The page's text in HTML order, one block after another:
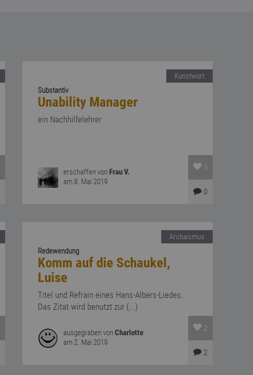
Kunstwort
Substantiv
Unability Manager
ein Nachhilfelehrer
erschaffen von Frau V.
am 8. Mai 2019
3
0
Archaismus
Redewendung
Komm auf die Schaukel,
Luise
Titel und Refrain eines Hans-Albers-Liedes.
Das Zitat wird benutzt zur (...)
ausgegraben vonCharlotte
am 2. Mai 2019
2
2